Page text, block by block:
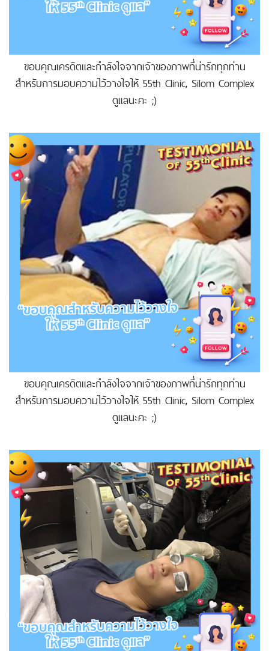
ขอบคุณเครดิตและกำลังใจจากเจ้าของภาพที่น่ารักทุกท่าน
สำหรับการมอบความไว้วางใจให้ 55th Clinic, Silom Complex
ดูแลนะคะ ;)
ขอบคุณเครดิตและกำลังใจจากเจ้าของภาพที่น่ารักทุกท่าน
สำหรับการมอบความไว้วางใจให้ 55th Clinic, Silom Complex
ดูแลนะคะ ;)